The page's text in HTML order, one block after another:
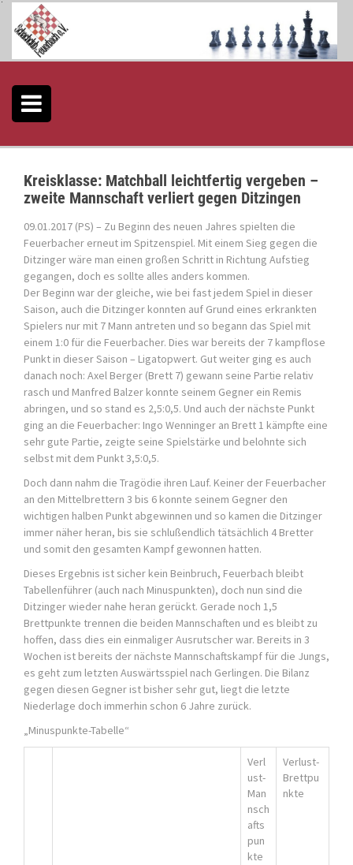
S
Kreisklasse: Matchball leichtfertig vergeben –
zweite Mannschaft verliert gegen Ditzingen
09.01.2017 (PS) – Zu Beginn des neuen Jahres spielten die
Feuerbacher erneut im Spitzenspiel. Mit einem Sieg gegen die
Ditzinger wäre man einen großen Schritt in Richtung Aufstieg
gegangen, doch es sollte alles anders kommen.
Der Beginn war der gleiche, wie bei fast jedem Spiel in dieser
Saison, auch die Ditzinger konnten auf Grund eines erkrankten
Spielers nur mit 7 Mann antreten und so begann das Spiel mit
einem 1:0 für die Feuerbacher. Dies war bereits der 7 kampflose
Punkt in dieser Saison – Ligatopwert. Gut weiter ging es auch
danach noch: Axel Berger (Brett 7) gewann seine Partie relativ
rasch und Manfred Balzer konnte seinem Gegner ein Remis
abringen, und so stand es 2,5:0,5. Und auch der nächste Punkt
ging an die Feuerbacher: Ingo Wenninger an Brett 1 kämpfte eine
sehr gute Partie, zeigte seine Spielstärke und belohnte sich
selbst mit dem Punkt 3,5:0,5.
Doch dann nahm die Tragödie ihren Lauf. Keiner der Feuerbacher
an den Mittelbrettern 3 bis 6 konnte seinem Gegner den
wichtigen halben Punkt abgewinnen und so kamen die Ditzinger
immer näher heran, bis sie schlußendlich tätsächlich 4 Bretter
und somit den gesamten Kampf gewonnen hatten.
Dieses Ergebnis ist sicher kein Beinbruch, Feuerbach bleibt
Tabellenführer (auch nach Minuspunkten), doch nun sind die
Ditzinger wieder nahe heran gerückt. Gerade noch 1,5
Brettpunkte trennen die beiden Mannschaften und es bleibt zu
hoffen, dass dies ein einmaliger Ausrutscher war. Bereits in 3
Wochen ist bereits der nächste Mannschaftskampf für die Jungs,
es geht zum letzten Auswärtsspiel nach Gerlingen. Die Bilanz
gegen diesen Gegner ist bisher sehr gut, liegt die letzte
Niederlage doch immerhin schon 6 Jahre zurück.
„Minuspunkte-Tabelle“
Verl
ust-
Man
nsch
afts
pun
kte
Verlust-
Brettpu
nkte